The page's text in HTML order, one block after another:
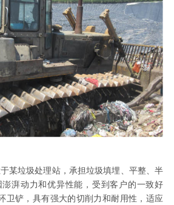
某垃圾处理站，承担垃圾填埋、平整、半
湃动力和优异性能，受到客户的一致好
卫铲，具有强大的切削力和耐用性，适应